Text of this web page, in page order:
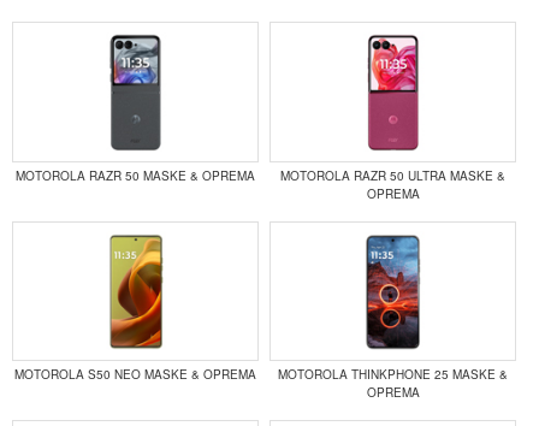
MOTOROLA RAZR 50 MASKE & OPREMA
MOTOROLA RAZR 50 ULTRA MASKE &
OPREMA
MOTOROLA S50 NEO MASKE & OPREMA
MOTOROLA THINKPHONE 25 MASKE &
OPREMA